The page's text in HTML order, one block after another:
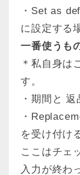
・Set as
に設定する
一番使うも
＊私自身は
す。
・期間と
・
を受け付け
ここはチェ
入力が終わ